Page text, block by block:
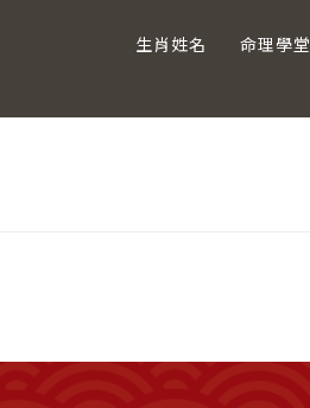
生肖姓名 命理學堂